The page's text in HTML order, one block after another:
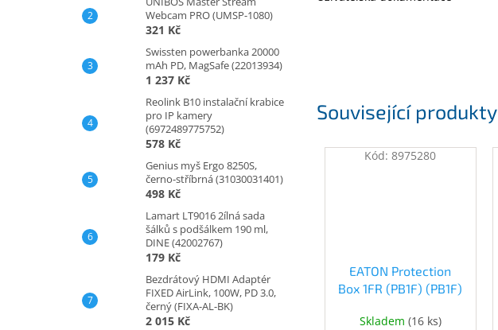
Webcam PRO (UMSP-1080)
321 Kč
Swissten powerbanka 20000
mAh PD, MagSafe (22013934)
1 237 Kč
Reolink B10 instalační krabice
pro IP kamery
(6972489775752)
578 Kč
Genius myš Ergo 8250S,
černo-stříbrná (31030031401)
498 Kč
Lamart LT9016 2ílná sada
šálků s podšálkem 190 ml,
DINE (42002767)
179 Kč
Bezdrátový HDMI Adaptér
FIXED AirLink, 100W, PD 3.0,
černý (FIXA-AL-BK)
2 015 Kč
Související produkty
EATON Protection
Box 1FR (PB1F) (PB1F)
Skladem (16 ks)
Kód:8975280